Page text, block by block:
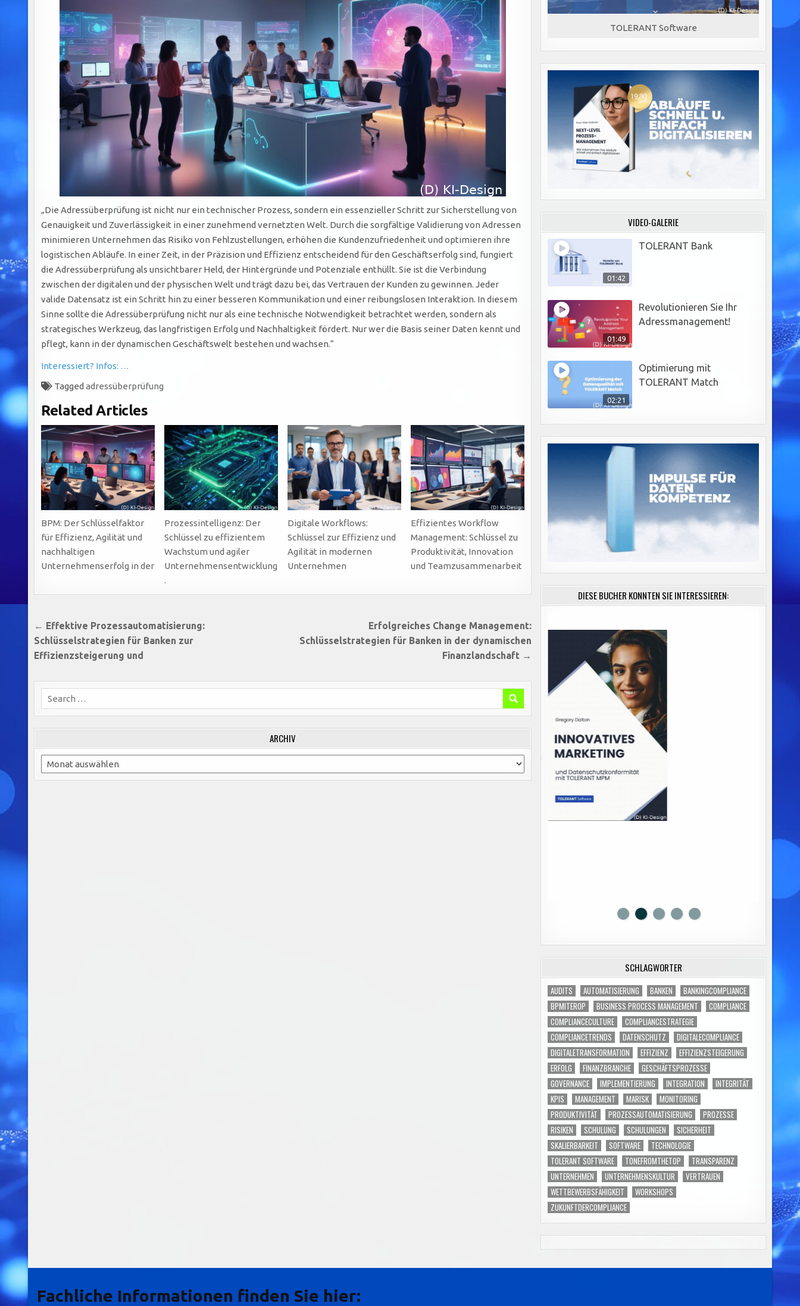
„Die Adressüberprüfung ist nicht nur ein technischer Prozess, sondern ein essenzieller Schritt zur Sicherstellung von
Genauigkeit und Zuverlässigkeit in einer zunehmend vernetzten Welt. Durch die sorgfältige Validierung von Adressen
minimieren Unternehmen das Risiko von Fehlzustellungen, erhöhen die Kundenzufriedenheit und optimieren ihre
logistischen Abläufe. In einer Zeit, in der Präzision und Effizienz entscheidend für den Geschäftserfolg sind, fungiert
die Adressüberprüfung als unsichtbarer Held, der Hintergründe und Potenziale enthüllt. Sie ist die Verbindung
zwischen der digitalen und der physischen Welt und trägt dazu bei, das Vertrauen der Kunden zu gewinnen. Jeder
valide Datensatz ist ein Schritt hin zu einer besseren Kommunikation und einer reibungslosen Interaktion. In diesem
Sinne sollte die Adressüberprüfung nicht nur als eine technische Notwendigkeit betrachtet werden, sondern als
strategisches Werkzeug, das langfristigen Erfolg und Nachhaltigkeit fördert. Nur wer die Basis seiner Daten kennt und
pflegt, kann in der dynamischen Geschäftswelt bestehen und wachsen.“
Interessiert? Infos: …
Tagged adressüberprüfung
Related Articles
BPM: Der Schlüsselfaktor
für Effizienz, Agilität und
nachhaltigen
Unternehmenserfolg in der
Prozessintelligenz: Der
Schlüssel zu effizientem
Wachstum und agiler
Unternehmensentwicklung
.
Digitale Workflows:
Schlüssel zur Effizienz und
Agilität in modernen
Unternehmen
Effizientes Workflow
Management: Schlüssel zu
Produktivität, Innovation
und Teamzusammenarbeit
Beitragsnavigation
Erfolgreiches Change Management:
Schlüsselstrategien für Banken in der dynamischen
Finanzlandschaft →
← Effektive Prozessautomatisierung:
Schlüsselstrategien für Banken zur
Effizienzsteigerung und
Search
for:
ARCHIV
Archiv
TOLERANT Software
VIDEO-GALERIE
01:42
TOLERANT Bank
01:49
Revolutionieren Sie Ihr
Adressmanagement!
02:21
Optimierung mit
TOLERANT Match
DIESE BÜCHER KÖNNTEN SIE INTERESSIEREN:
SCHLAGWÖRTER
AUDITS AUTOMATISIERUNG BANKEN
BANKINGCOMPLIANCE
BPMITEROP
BUSINESS PROCESS MANAGEMENT
COMPLIANCE
COMPLIANCECULTURE
COMPLIANCESTRATEGIE
COMPLIANCETRENDS
DATENSCHUTZ
DIGITALECOMPLIANCE
DIGITALETRANSFORMATION
EFFIZIENZ
EFFIZIENZSTEIGERUNG
ERFOLG
FINANZBRANCHE
GESCHÄFTSPROZESSE
GOVERNANCE
IMPLEMENTIERUNG INTEGRATION
INTEGRITÄT
KPIS
MANAGEMENT MARISK
MONITORING
PRODUKTIVITÄT
PROZESSAUTOMATISIERUNG
PROZESSE
RISIKEN
SCHULUNG SCHULUNGEN
SICHERHEIT
SKALIERBARKEIT
SOFTWARE
TECHNOLOGIE
TOLERANT SOFTWARE
TONEFROMTHETOP
TRANSPARENZ
UNTERNEHMEN
UNTERNEHMENSKULTUR
VERTRAUEN
WETTBEWERBSFÄHIGKEIT
WORKSHOPS
ZUKUNFTDERCOMPLIANCE
Fachliche Informationen finden Sie hier: